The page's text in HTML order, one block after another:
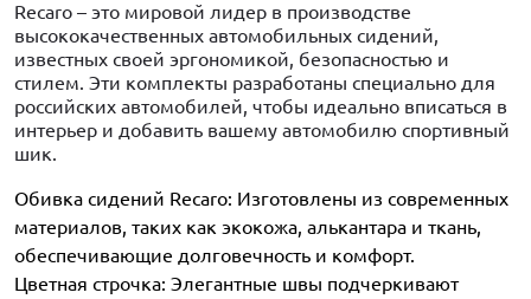
Recaro – это мировой лидер в производстве
высококачественных автомобильных сидений,
известных своей эргономикой, безопасностью и
стилем. Эти комплекты разработаны специально для
российских автомобилей, чтобы идеально вписаться в
интерьер и добавить вашему автомобилю спортивный
шик.
Обивка сидений Recaro: Изготовлены из современных
материалов, таких как экокожа, алькантара и ткань,
обеспечивающие долговечность и комфорт.
Цветная строчка: Элегантные швы подчеркивают